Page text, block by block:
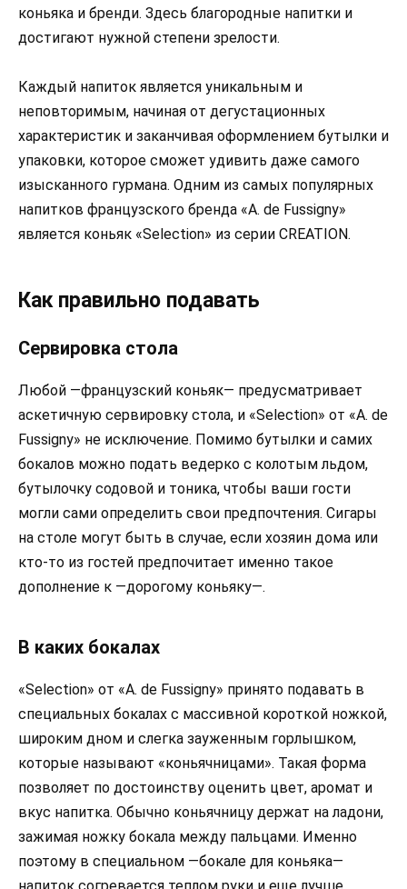
коньяка и бренди. Здесь благородные напитки и
достигают нужной степени зрелости.
Каждый напиток является уникальным и
неповторимым, начиная от дегустационных
характеристик и заканчивая оформлением бутылки и
упаковки, которое сможет удивить даже самого
изысканного гурмана. Одним из самых популярных
напитков французского бренда «A. de Fussigny»
является коньяк «Selection» из серии CREATION.
Как правильно подавать
Сервировка стола
Любой —французский коньяк— предусматривает
аскетичную сервировку стола, и «Selection» от «A. de
Fussigny» не исключение. Помимо бутылки и самих
бокалов можно подать ведерко с колотым льдом,
бутылочку содовой и тоника, чтобы ваши гости
могли сами определить свои предпочтения. Сигары
на столе могут быть в случае, если хозяин дома или
кто-то из гостей предпочитает именно такое
дополнение к —дорогому коньяку—.
В каких бокалах
«Selection» от «A. de Fussigny» принято подавать в
специальных бокалах с массивной короткой ножкой,
широким дном и слегка зауженным горлышком,
которые называют «коньячницами». Такая форма
позволяет по достоинству оценить цвет, аромат и
вкус напитка. Обычно коньячницу держат на ладони,
зажимая ножку бокала между пальцами. Именно
поэтому в специальном —бокале для коньяка—